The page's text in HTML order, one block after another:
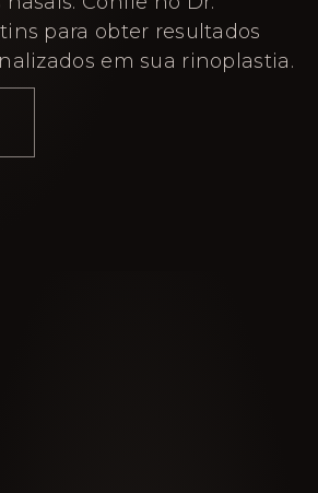
para obter resultados
em sua rinoplastia.